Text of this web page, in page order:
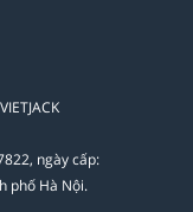
ngày cấp:
phố Hà Nội.